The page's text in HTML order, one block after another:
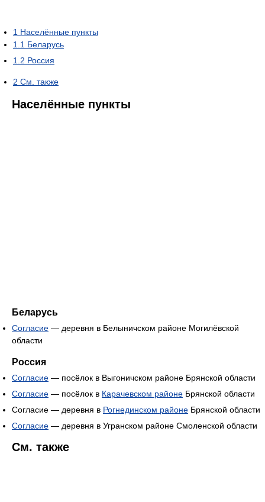
1 Населённые пункты
1.1 Беларусь
1.2 Россия
2 См. также
Населённые пункты
Беларусь
Согласие — деревня в Белыничском районе Могилёвской
области
Россия
Согласие — посёлок в Выгоничском районе Брянской области
Согласие — посёлок в Карачевском районе Брянской области
Согласие — деревня в Рогнединском районе Брянской области
Согласие — деревня в Угранском районе Смоленской области
См. также